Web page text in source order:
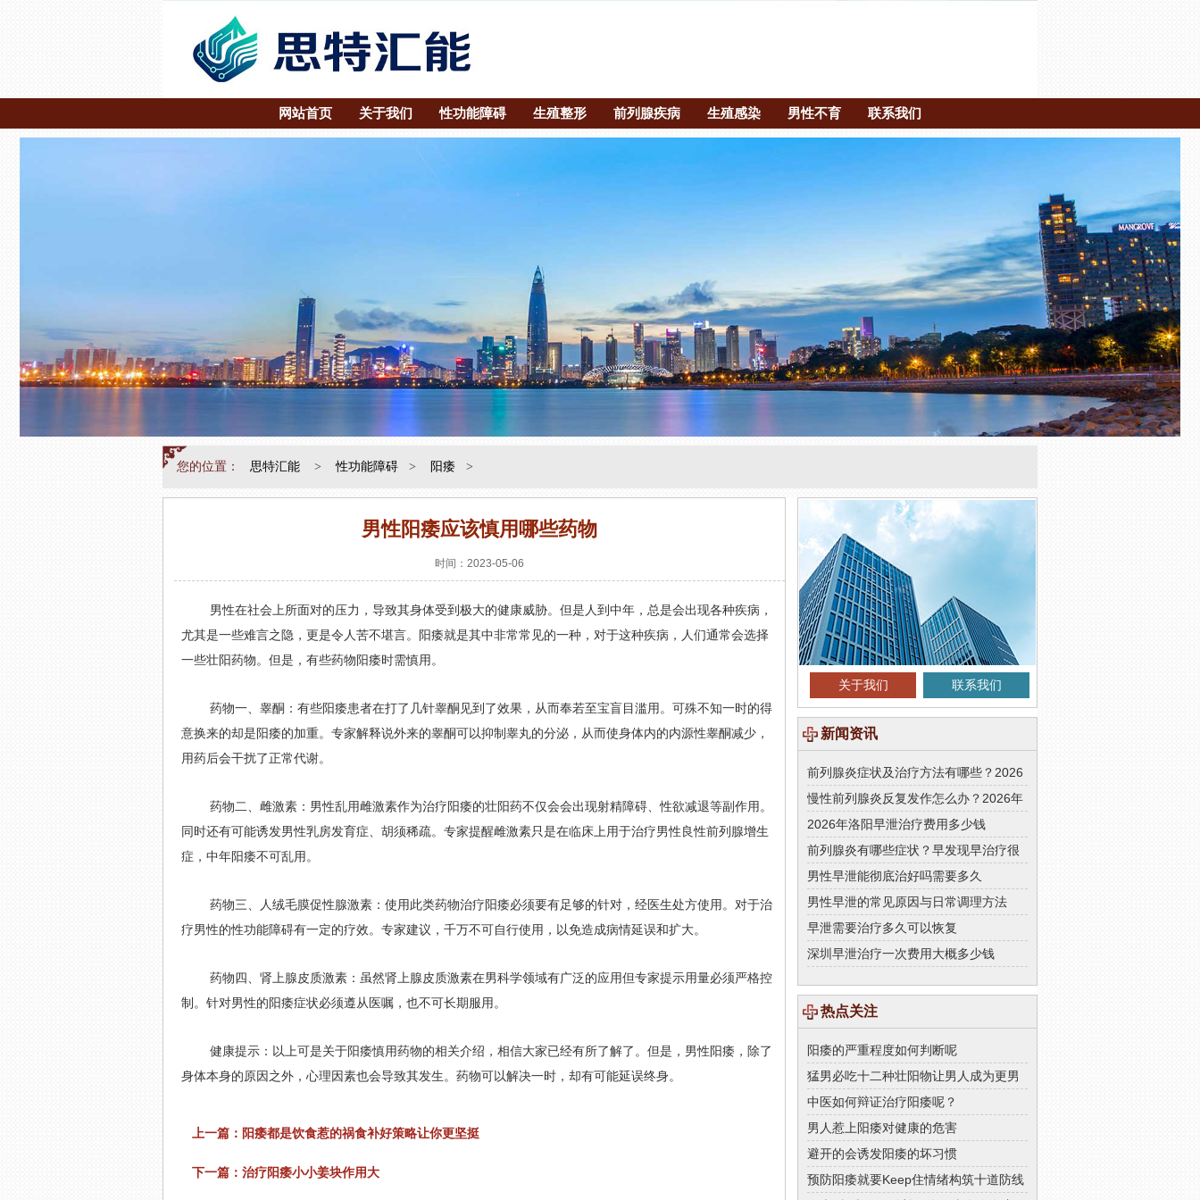
网站首页 关于我们 性功能障碍 生殖整形 前列腺疾病 生殖感染 男性不育 联系我们
您的位置： 思特汇能 > 性功能障碍 > 阳痿 >
男性阳痿应该慎用哪些药物
时间：2023-05-06
男性在社会上所面对的压力，导致其身体受到极大的健康威胁。但是人到中年，总是会出现各种疾病，
尤其是一些难言之隐，更是令人苦不堪言。阳痿就是其中非常常见的一种，对于这种疾病，人们通常会选择
一些壮阳药物。但是，有些药物阳痿时需慎用。
药物一、睾酮：有些阳痿患者在打了几针睾酮见到了效果，从而奉若至宝盲目滥用。可殊不知一时的得
意换来的却是阳痿的加重。专家解释说外来的睾酮可以抑制睾丸的分泌，从而使身体内的内源性睾酮减少，
用药后会干扰了正常代谢。
药物二、雌激素：男性乱用雌激素作为治疗阳痿的壮阳药不仅会会出现射精障碍、性欲减退等副作用。
同时还有可能诱发男性乳房发育症、胡须稀疏。专家提醒雌激素只是在临床上用于治疗男性良性前列腺增生
症，中年阳痿不可乱用。
药物三、人绒毛膜促性腺激素：使用此类药物治疗阳痿必须要有足够的针对，经医生处方使用。对于治
疗男性的性功能障碍有一定的疗效。专家建议，千万不可自行使用，以免造成病情延误和扩大。
药物四、肾上腺皮质激素：虽然肾上腺皮质激素在男科学领域有广泛的应用但专家提示用量必须严格控
制。针对男性的阳痿症状必须遵从医嘱，也不可长期服用。
健康提示：以上可是关于阳痿慎用药物的相关介绍，相信大家已经有所了解了。但是，男性阳痿，除了
身体本身的原因之外，心理因素也会导致其发生。药物可以解决一时，却有可能延误终身。
上一篇： 阳痿都是饮食惹的祸食补好策略让你更坚挺
下一篇： 治疗阳痿小小姜块作用大
关于我们 联系我们
新闻资讯
前列腺炎症状及治疗方法有哪些？2026
年男科专家权威解答
慢性前列腺炎反复发作怎么办？2026年
科学治疗与日常调理指南
2026年洛阳早泄治疗费用多少钱
前列腺炎有哪些症状？早发现早治疗很
关键
男性早泄能彻底治好吗需要多久
男性早泄的常见原因与日常调理方法
早泄需要治疗多久可以恢复
深圳早泄治疗一次费用大概多少钱
热点关注
阳痿的严重程度如何判断呢
猛男必吃十二种壮阳物让男人成为更男
人
中医如何辩证治疗阳痿呢？
男人惹上阳痿对健康的危害
避开的会诱发阳痿的坏习惯
预防阳痿就要Keep住情绪构筑十道防线